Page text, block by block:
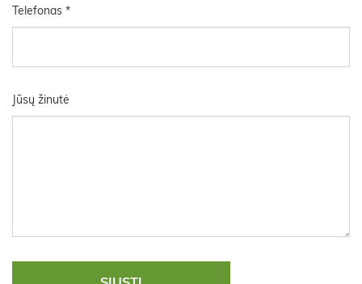
Telefonas *
Jūsų žinutė